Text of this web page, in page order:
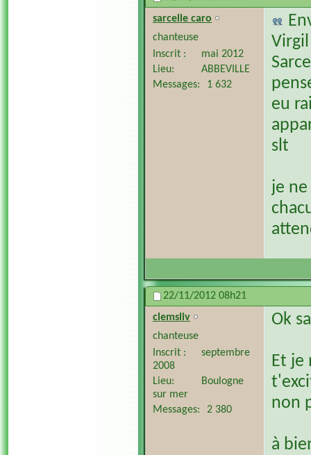
sarcelle caro
chanteuse
Inscrit
mai 2012
Lieu
ABBEVILLE
Messages
1 632
eu
slt
je ne
22/11/2012 08h21
clemsliv
chanteuse
Inscrit
septembre
2008
Lieu
Boulogne
sur mer
Messages
2 380
Ok
Et je
non
à